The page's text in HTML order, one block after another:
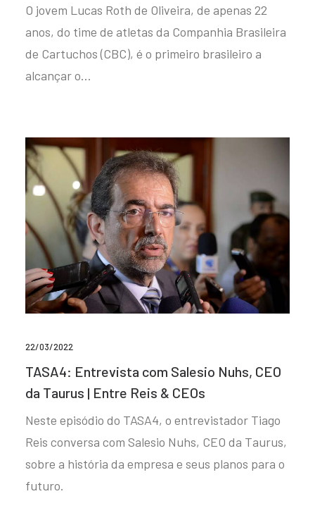
O jovem Lucas Roth de Oliveira, de apenas 22
anos, do time de atletas da Companhia Brasileira
de Cartuchos (CBC), é o primeiro brasileiro a
alcançar o…
22/03/2022
TASA4: Entrevista com Salesio Nuhs, CEO
da Taurus | Entre Reis & CEOs
Neste episódio do TASA4, o entrevistador Tiago
Reis conversa com Salesio Nuhs, CEO da Taurus,
sobre a história da empresa e seus planos para o
futuro.